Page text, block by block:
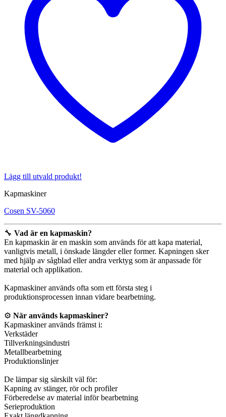
Lägg till utvald produkt!
Kapmaskiner
Cosen SV-5060
🔧 Vad är en kapmaskin?
En kapmaskin är en maskin som används för att kapa material,
vanligtvis metall, i önskade längder eller former. Kapningen sker
med hjälp av sågblad eller andra verktyg som är anpassade för
material och applikation.
Kapmaskiner används ofta som ett första steg i
produktionsprocessen innan vidare bearbetning.
⚙️ När används kapmaskiner?
Kapmaskiner används främst i:
Verkstäder
Tillverkningsindustri
Metallbearbetning
Produktionslinjer
De lämpar sig särskilt väl för:
Kapning av stänger, rör och profiler
Förberedelse av material inför bearbetning
Serieproduktion